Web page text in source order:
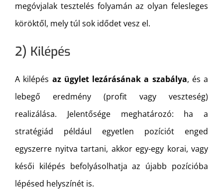
megóvjalak tesztelés folyamán az olyan felesleges
köröktől, mely túl sok idődet vesz el.
2) Kilépés
A kilépés az ügylet lezárásának a szabálya, és a
lebegő eredmény (profit vagy veszteség)
realizálása. Jelentősége meghatározó: ha a
stratégiád például egyetlen pozíciót enged
egyszerre nyitva tartani, akkor egy-egy korai, vagy
késői kilépés befolyásolhatja az újabb pozícióba
lépésed helyszínét is.